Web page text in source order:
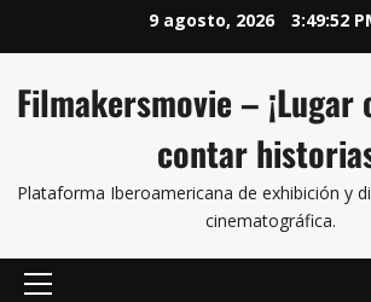
9 agosto, 2026 3:49:53
Filmakersmovie – ¡Lugar
contar
Plataforma Iberoamericana de exhibición y
cinematográfica.